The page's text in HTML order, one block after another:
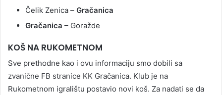
Čelik Zenica – Gračanica
Gračanica – Goražde
KOŠ NA RUKOMETNOM
Sve prethodne kao i ovu informaciju smo dobili sa
zvanične FB stranice KK Gračanica. Klub je na
Rukometnom igralištu postavio novi koš. Za nadati se da